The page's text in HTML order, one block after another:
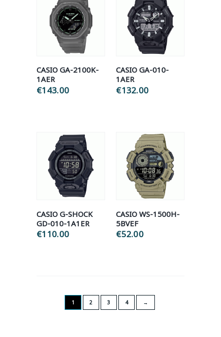
CASIO GA-2100K-
1AER
€143.00
CASIO GA-010-
1AER
€132.00
CASIO G-SHOCK
GD-010-1A1ER
€110.00
CASIO WS-1500H-
5BVEF
€52.00
1 2 3 4 →